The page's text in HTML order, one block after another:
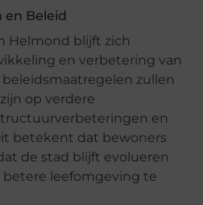
en Beleid
Helmond blijft zich
en verbetering van
zullen
op verdere
en
betekent dat bewoners
de stad blijft evolueren
leefomgeving te